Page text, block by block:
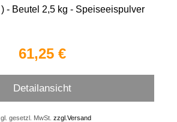
- Beutel 2,5 kg - Speiseeispulver
61,25 €
Detailansicht
gesetzl. MwSt.zzgl.Versand